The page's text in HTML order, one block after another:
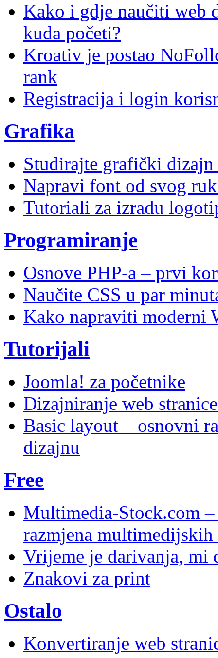
Kako i gdje naučiti web
kuda početi?
Kroativ je postao
rank
Registracija i login
Grafika
Studirajte grafički dizajn
Napravi font od svog
Tutoriali za izradu
Programiranje
Osnove PHP-a – prvi
Naučite CSS u par
Kako napraviti moderni
Tutorijali
Joomla! za početnike
Dizajniranje web
Basic layout – osnovni
dizajnu
Free
Multimedia-Stock.com –
razmjena multimedijskih
Vrijeme je darivanja, mi
Znakovi za print
Ostalo
Konvertiranje web